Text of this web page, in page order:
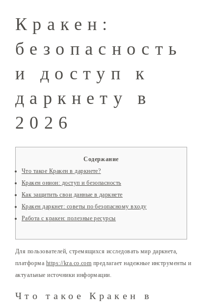
Кракен:
безопасность
и доступ к
даркнету в
2026
Содержание
Что такое Кракен в даркнете?
Кракен онион: доступ и безопасность
Как защитить свои данные в даркнете
Кракен даркнет: советы по безопасному входу
Работа с кракен: полезные ресурсы
Для пользователей, стремящихся исследовать мир даркнета,
платформа https://kra.co.com предлагает надежные инструменты и
актуальные источники информации.
Что такое Кракен в